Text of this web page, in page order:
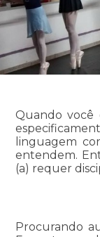
Quando você
linguagem
entendem.
(a) requer
Procurando